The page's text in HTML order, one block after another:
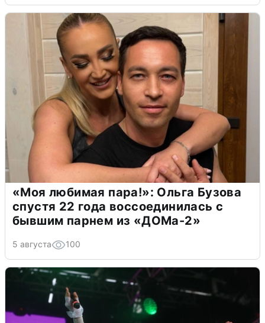
«Моя любимая пара!»: Ольга Бузова
спустя 22 года воссоединилась с
бывшим парнем из «ДОМа-2»
5 августа 100